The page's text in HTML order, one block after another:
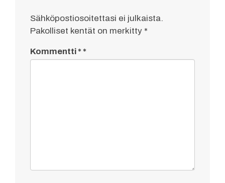
Sähköpostiosoitettasi ei julkaista.
Pakolliset kentät on merkitty *
Kommentti*